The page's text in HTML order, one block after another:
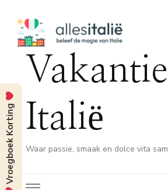
Italië
Waar passie, smaak en dolce vita
Vroegboek Korting